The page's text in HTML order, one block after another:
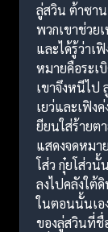
ลู่สวิน ต้าซาน
พวกเขาช่วย
และได้รู้ว่าเ
หมายคือระเ
เขาจึงหนีไป
เยว่และเฟิง
ยียนใส่ร้ายต
แสดงจดหมา
โส่ว กุ๋ยโส่ว
ลงไปคลังใต้
ในตอนนั้นเอ
ของลู่สวินที่ชื่